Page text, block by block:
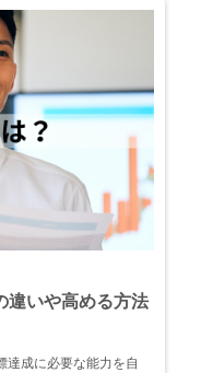
違いや高める方法
達成に必要な能力を自